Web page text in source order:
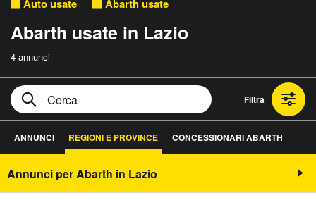
Auto usate Abarth usate
Abarth usate in Lazio
4 annunci
Filtra
ANNUNCI REGIONI E PROVINCE CONCESSIONARI ABARTH
Annunci per Abarth in Lazio